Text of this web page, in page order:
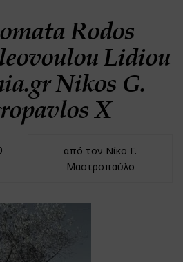
Rodos
Lidiou
Nikos G.
Χ
από τον Νίκο Γ.
Μαστροπαύλο